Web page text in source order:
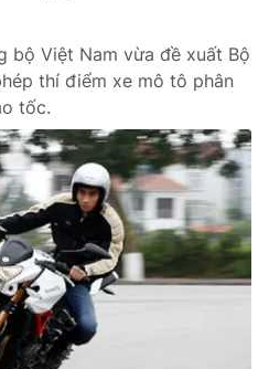
bộ Việt Nam vừa đề xuất Bộ
thí điểm xe mô tô phân
tốc.